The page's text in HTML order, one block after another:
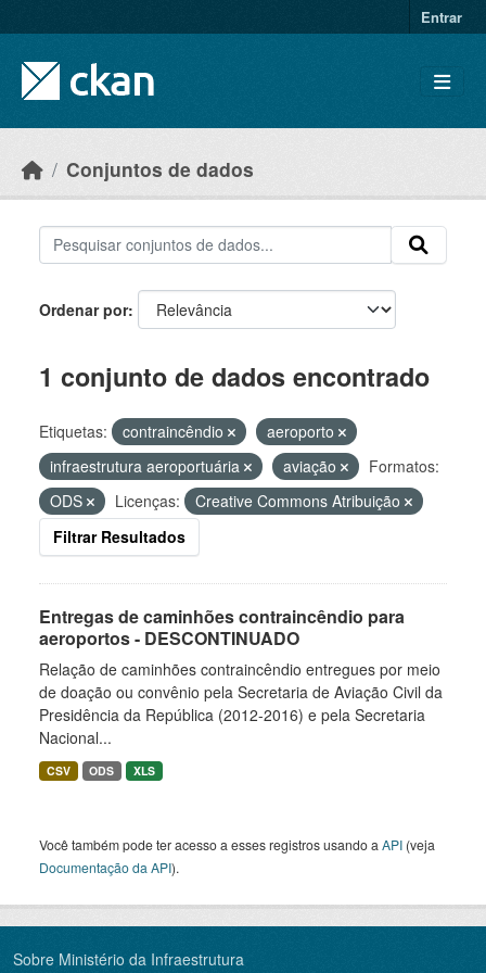
Entrar
Conjuntos de dados
Ordenar por
1 conjunto de dados encontrado
Etiquetas: contraincêndio
aeroporto
infraestrutura aeroportuária
aviação
Formatos:
ODS
Licenças:
Creative Commons Atribuição
Filtrar Resultados
Entregas de caminhões contraincêndio para
aeroportos - DESCONTINUADO
Relação de caminhões contraincêndio entregues por meio
de doação ou convênio pela Secretaria de Aviação Civil da
Presidência da República (2012-2016) e pela Secretaria
Nacional...
CSV ODS XLS
Você também pode ter acesso a esses registros usando a API (veja
Documentação da API).
Sobre Ministério da Infraestrutura